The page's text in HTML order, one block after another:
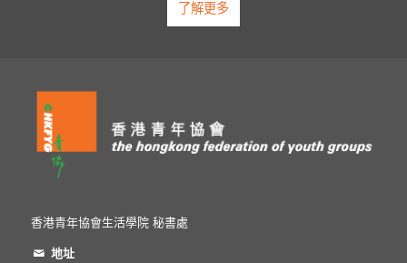
了解更多
香港青年協會生活學院 秘書處
地址